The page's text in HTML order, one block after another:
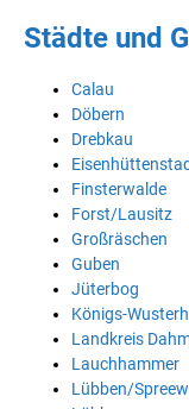
Städte und
Calau
Döbern
Drebkau
Finsterwalde
Forst/Lausitz
Großräschen
Guben
Jüterbog
Königs-
Landkreis
Lauchhammer
Lübben/